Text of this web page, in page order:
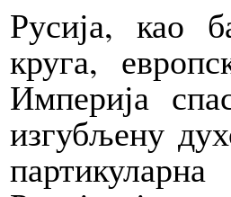
Русија, као
круга,
Империја
изгубљену